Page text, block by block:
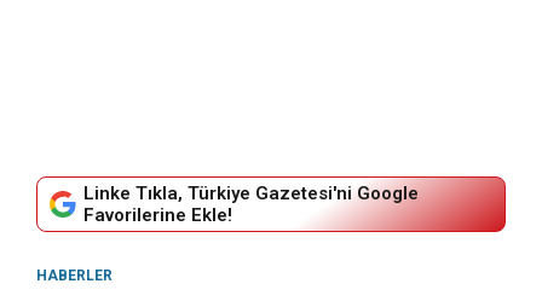
Linke Tıkla, Türkiye Gazetesi'ni Google
Favorilerine Ekle!
HABERLER